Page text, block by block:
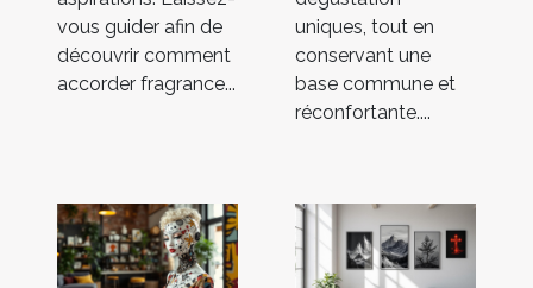
vous guider afin de
découvrir comment
accorder fragrance...
uniques, tout en
conservant une
base commune et
réconfortante....